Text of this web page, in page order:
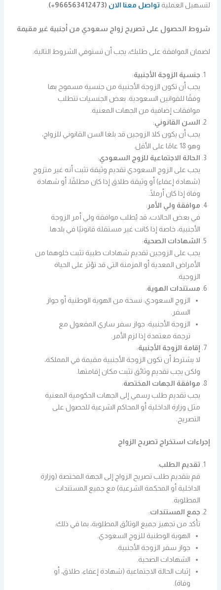
لتسهيل العملية تواصل معنا الان (966563412473+)
.
شروط الحصول على تصريح زواج سعودي من أجنبية غير مقيمة
لضمان الموافقة على طلبك، يجب أن تستوفي الشروط التالية:
جنسية الزوجة الأجنبية:
يجب أن تكون الزوجة الأجنبية من جنسية مسموح بها
وفقًا للقوانين السعودية. بعض الجنسيات تتطلب
موافقات إضافية من الجهات المعنية.
السن القانوني:
يجب أن يكون كلا الزوجين قد بلغا السن القانوني للزواج،
وهو 18 عامًا على الأقل.
الحالة الاجتماعية للزوج السعودي:
يجب على الزوج السعودي تقديم وثيقة تثبت أنه غير متزوج
(شهادة إعفاء) أو وثيقة طلاق إذا كان مطلقًا، أو شهادة
وفاة إذا كان أرملًا.
موافقة ولي الأمر :
في بعض الحالات، قد يُطلب موافقة ولي أمر الزوجة
الأجنبية، خاصة إذا كانت غير مستقلة قانونيًا في بلدها.
الشهادات الصحية:
يجب على الزوجين تقديم شهادات طبية تثبت خلوهما من
الأمراض المعدية أو المزمنة التي قد تؤثر على الحياة
الزوجية.
مستندات الهوية:
الزوج السعودي: نسخة من الهوية الوطنية أو جواز
السفر.
الزوجة الأجنبية: جواز سفر ساري المفعول مع
ترجمة معتمدة إذا لزم الأمر.
إقامة الزوجة الأجنبية:
لا يشترط أن تكون الزوجة الأجنبية مقيمة في المملكة،
ولكن يجب تقديم وثائق تثبت مكان إقامتها.
موافقة الجهات المختصة:
يجب تقديم طلب رسمي إلى الجهات الحكومية المعنية
مثل وزارة الداخلية أو المحاكم الشرعية للحصول على
التصريح.
إجراءات استخراج تصريح الزواج
تقديم الطلب:
قم بتقديم طلب تصريح الزواج إلى الجهة المختصة (وزارة
الداخلية أو المحكمة الشرعية) مع جميع المستندات
المطلوبة.
جمع المستندات:
تأكد من تجهيز جميع الوثائق المطلوبة، بما في ذلك:
الهوية الوطنية للزوج السعودي.
جواز سفر الزوجة الأجنبية.
الشهادات الصحية.
إثبات الحالة الاجتماعية (شهادة إعفاء، طلاق، أو
وفاة).